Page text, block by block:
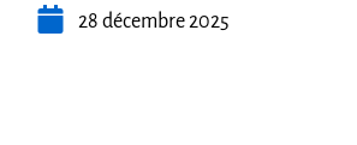
28 décembre 2025